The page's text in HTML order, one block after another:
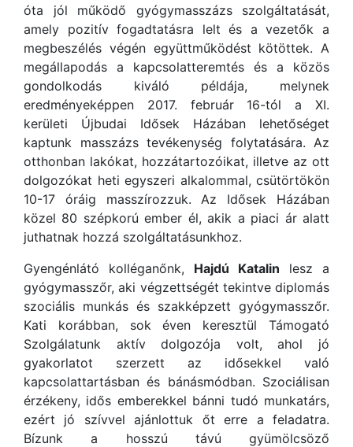
óta jól működő gyógymasszázs szolgáltatását,
amely pozitív fogadtatásra lelt és a vezetők a
megbeszélés végén együttműködést kötöttek. A
megállapodás a kapcsolatteremtés és a közös
gondolkodás kiváló példája, melynek
eredményeképpen 2017. február 16-tól a XI.
kerületi Újbudai Idősek Házában lehetőséget
kaptunk masszázs tevékenység folytatására. Az
otthonban lakókat, hozzátartozóikat, illetve az ott
dolgozókat heti egyszeri alkalommal, csütörtökön
10-17 óráig masszírozzuk. Az Idősek Házában
közel 80 szépkorú ember él, akik a piaci ár alatt
juthatnak hozzá szolgáltatásunkhoz.
Gyengénlátó kolléganőnk, Hajdú Katalin lesz a
gyógymasszőr, aki végzettségét tekintve diplomás
szociális munkás és szakképzett gyógymasszőr.
Kati korábban, sok éven keresztül Támogató
Szolgálatunk aktív dolgozója volt, ahol jó
gyakorlatot szerzett az idősekkel való
kapcsolattartásban és bánásmódban. Szociálisan
érzékeny, idős emberekkel bánni tudó munkatárs,
ezért jó szívvel ajánlottuk őt erre a feladatra.
Bízunk a hosszú távú gyümölcsöző